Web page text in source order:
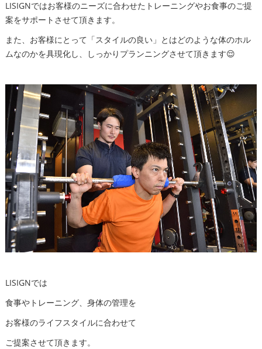
LISIGNではお客様のニーズに合わせたトレーニングやお食事のご提
案をサポートさせて頂きます。
また、お客様にとって「スタイルの良い」とはどのような体のホル
ムなのかを具現化し、しっかりプランニングさせて頂きます😌
LISIGNでは
食事やトレーニング、身体の管理を
お客様のライフスタイルに合わせて
ご提案させて頂きます。